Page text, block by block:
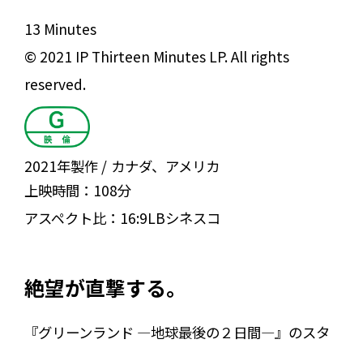
13 Minutes
© 2021 IP Thirteen Minutes LP. All rights
reserved.
2021年製作
カナダ、アメリカ
上映時間： 108分
アスペクト比： 16:9LBシネスコ
絶望が直撃する。
『グリーンランド ―地球最後の２日間―』のスタ